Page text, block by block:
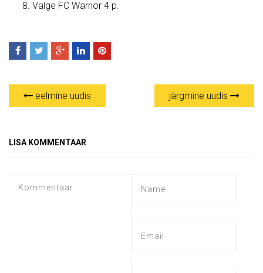
Valge FC Warrior 4 p.
eelmine uudis järgmine uudis
LISA KOMMENTAAR